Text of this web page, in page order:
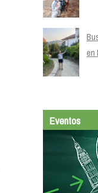
en
Eventos